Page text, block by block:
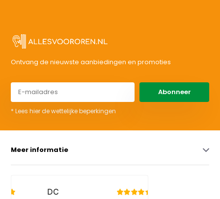
Ontvang de nieuwste aanbiedingen en promoties
Abonneer
* Lees hier de wettelijke beperkingen
Meer informatie